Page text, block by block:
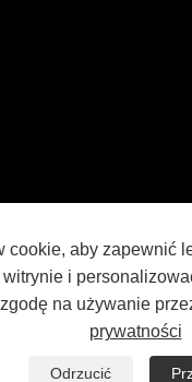
cookie, aby zapewnić
i
na używanie
prywatności
Odrzucić